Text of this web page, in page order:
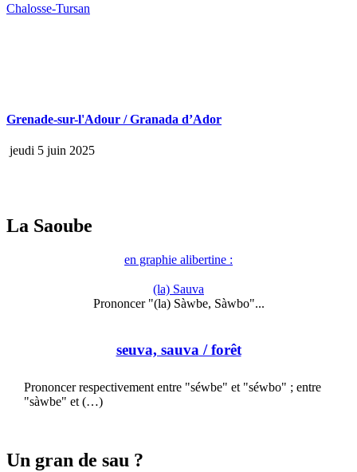
Chalosse-Tursan
Grenade-sur-l'Adour / Granada d’Ador
jeudi 5 juin 2025
La Saoube
en graphie alibertine :
(la) Sauva
Prononcer "(la) Sàwbe, Sàwbo"...
seuva, sauva / forêt
Prononcer respectivement entre "séwbe" et "séwbo" ; entre
"sàwbe" et (…)
Un gran de sau ?